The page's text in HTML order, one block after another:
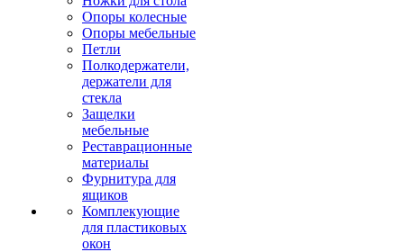
Опоры колесные
Опоры мебельные
Петли
Полкодержатели,
держатели для
стекла
Защелки
мебельные
Реставрационные
материалы
Фурнитура для
ящиков
Комплекующие
для пластиковых
окон